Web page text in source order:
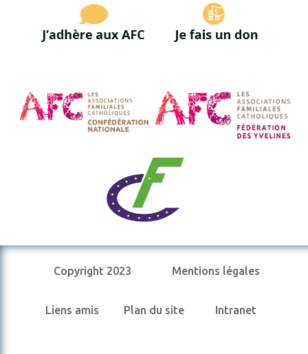
Copyright 2023 Mentions légales
Liens amis Plan du site Intranet